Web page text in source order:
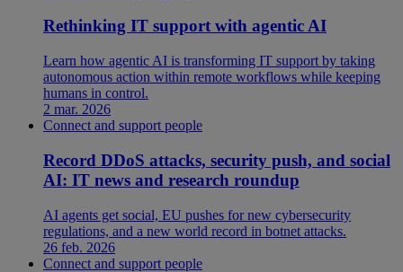
Rethinking IT support with agentic AI
Learn how agentic AI is transforming IT support by taking
autonomous action within remote workflows while keeping
humans in control.
2 mar. 2026
Connect and support people
Record DDoS attacks, security push, and social
AI: IT news and research roundup
AI agents get social, EU pushes for new cybersecurity
regulations, and a new world record in botnet attacks.
26 feb. 2026
Connect and support people